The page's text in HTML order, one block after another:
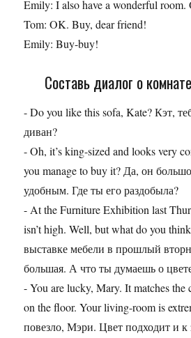
Emily: I also have a wonderful
Tom: OK. Buy, dear friend!
Emily: Buy-buy!
Составь диалог о комнате
- Do you like this sofa, Kate? Кэт,
диван?
- Oh, it’s king-sized and looks very
you manage to buy it? Да, он
удобным. Где ты его раздобыла?
- At the Furniture Exhibition last
isn’t high. Well, but what do you
выставке мебели в прошлый
большая. А что ты думаешь о
- You are lucky, Mary. It matches the
on the floor. Your living-room is
повезло, Мэри. Цвет подходит и к